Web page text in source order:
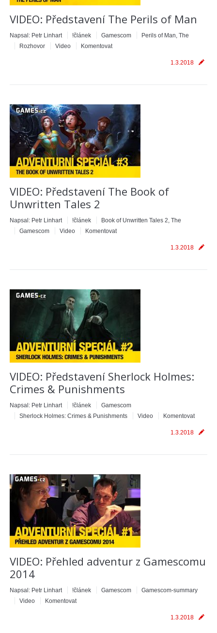
VIDEO: Představení The Perils of Man
Napsal: Petr Linhart !článek Gamescom
Perils of Man, The
Rozhovor
Video Komentovat
1.3.2018
VIDEO: Představení The Book of
Unwritten Tales 2
Napsal: Petr Linhart !článek
Book of Unwritten Tales 2, The
Gamescom
Video Komentovat
1.3.2018
VIDEO: Představení Sherlock Holmes:
Crimes & Punishments
Napsal: Petr Linhart !článek
Gamescom
Sherlock Holmes: Crimes & Punishments
Video Komentovat
1.3.2018
VIDEO: Přehled adventur z Gamescomu
2014
Napsal: Petr Linhart !článek Gamescom
Gamescom-summary
Video
Komentovat
1.3.2018